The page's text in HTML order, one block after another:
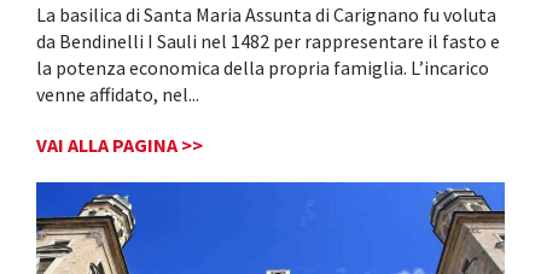
La basilica di Santa Maria Assunta di Carignano fu voluta
da Bendinelli I Sauli nel 1482 per rappresentare il fasto e
la potenza economica della propria famiglia. L’incarico
venne affidato, nel...
VAI ALLA PAGINA >>